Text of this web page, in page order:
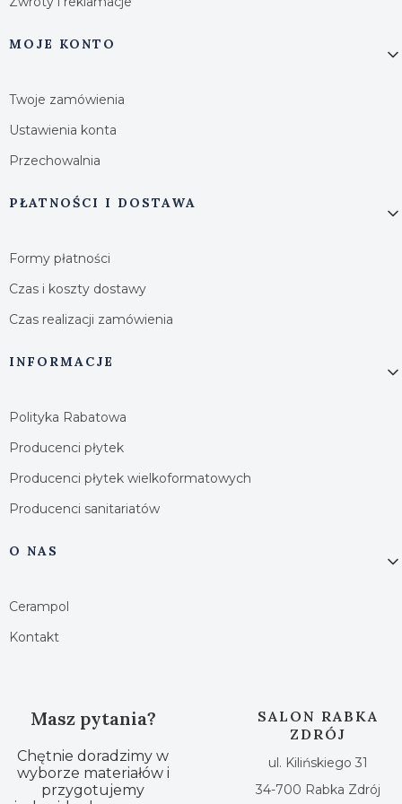
MOJE KONTO
Twoje zamówienia
Ustawienia konta
Przechowalnia
PŁATNOŚCI I DOSTAWA
Formy płatności
Czas i koszty dostawy
Czas realizacji zamówienia
INFORMACJE
Polityka Rabatowa
Producenci płytek
Producenci płytek wielkoformatowych
Producenci sanitariatów
O NAS
Cerampol
Kontakt
Masz pytania?
Chętnie doradzimy w
wyborze materiałów i
przygotujemy
SALON RABKA
ZDRÓJ
ul. Kilińskiego 31
34-700 Rabka Zdrój